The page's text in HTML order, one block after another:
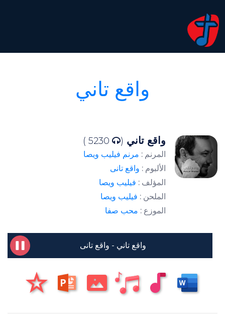
واقع تاني
واقع تاني (
المرنم : مرنم فيليب ويصا
الألبوم : واقع تانى
المؤلف : فيليب ويصا
الملحن : فيليب ويصا
الموزع : محب صفا
واقع تاني - واقع تانى